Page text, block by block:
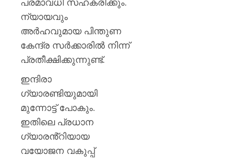
ന്യായവും
അർഹവുമായ പിന്തുണ
കേന്ദ്ര സർക്കാരിൽ നിന്ന്
പ്രതീക്ഷിക്കുന്നുണ്ട്.
ഇന്ദിരാ
ഗ്യാരണ്ടിയുമായി
മുന്നോട്ട് പോകും.
ഇതിലെ പ്രധാന
ഗ്യാരൻ്റിയായ
വയോജന വകുപ്പ്